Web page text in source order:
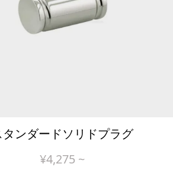
タンダードソリドプラグ
¥4,275 ~